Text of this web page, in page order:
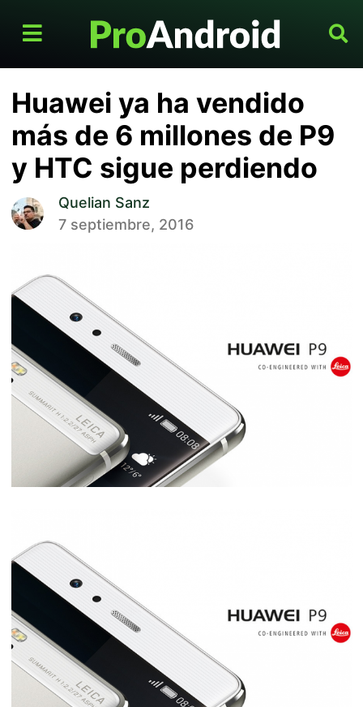
Huawei ya ha vendido
más de 6 millones de P9
y HTC sigue perdiendo
Quelian Sanz
7 septiembre, 2016